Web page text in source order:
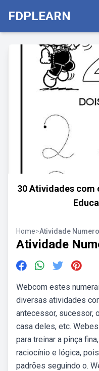
FDPLEARN
30 Atividades com
Home>Atividade
Atividade
Webcom estes
diversas atividades
antecessor, sucessor,
casa deles, etc.
para treinar a pinça
raciocínio e lógica,
padrões seguindo o.